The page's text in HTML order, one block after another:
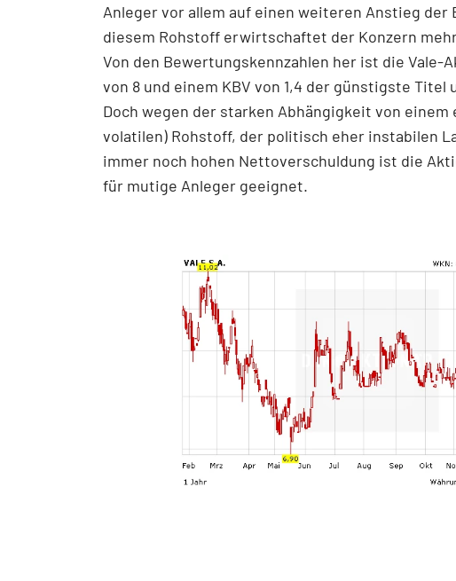
Anleger vor allem auf einen weiteren Anstieg der
diesem Rohstoff erwirtschaftet der Konzern
Von den Bewertungskennzahlen her ist die Vale-
von 8 und einem KBV von 1,4 der günstigste Titel
Doch wegen der starken Abhängigkeit von einem
volatilen) Rohstoff, der politisch eher instabilen
immer noch hohen Nettoverschuldung ist die
für mutige Anleger geeignet.